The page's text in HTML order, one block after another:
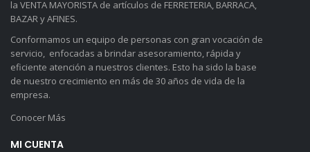
la VENTA MAYORISTA de artículos de FERRETERIA, BARRACA,
BAZAR y AFINES.
Conformamos un equipo de personas con gran vocación de
servicio, enfocadas a brindar asesoramiento, rápida y
eficiente atención a nuestros clientes. Esto ha sido la base
de nuestro crecimiento en más de 30 años de vida de la
empresa.
Conocer Más
MI CUENTA